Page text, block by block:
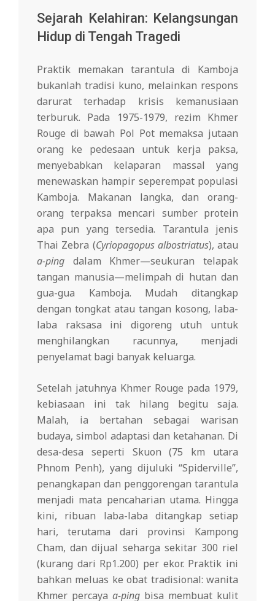
Sejarah Kelahiran: Kelangsungan
Hidup di Tengah Tragedi
Praktik memakan tarantula di Kamboja
bukanlah tradisi kuno, melainkan respons
darurat terhadap krisis kemanusiaan
terburuk. Pada 1975-1979, rezim Khmer
Rouge di bawah Pol Pot memaksa jutaan
orang ke pedesaan untuk kerja paksa,
menyebabkan kelaparan massal yang
menewaskan hampir seperempat populasi
Kamboja. Makanan langka, dan orang-
orang terpaksa mencari sumber protein
apa pun yang tersedia. Tarantula jenis
Thai Zebra (Cyriopagopus albostriatus), atau
a-ping dalam Khmer—seukuran telapak
tangan manusia—melimpah di hutan dan
gua-gua Kamboja. Mudah ditangkap
dengan tongkat atau tangan kosong, laba-
laba raksasa ini digoreng utuh untuk
menghilangkan racunnya, menjadi
penyelamat bagi banyak keluarga.
Setelah jatuhnya Khmer Rouge pada 1979,
kebiasaan ini tak hilang begitu saja.
Malah, ia bertahan sebagai warisan
budaya, simbol adaptasi dan ketahanan. Di
desa-desa seperti Skuon (75 km utara
Phnom Penh), yang dijuluki “Spiderville”,
penangkapan dan penggorengan tarantula
menjadi mata pencaharian utama. Hingga
kini, ribuan laba-laba ditangkap setiap
hari, terutama dari provinsi Kampong
Cham, dan dijual seharga sekitar 300 riel
(kurang dari Rp1.200) per ekor. Praktik ini
bahkan meluas ke obat tradisional: wanita
Khmer percaya a-ping bisa membuat kulit